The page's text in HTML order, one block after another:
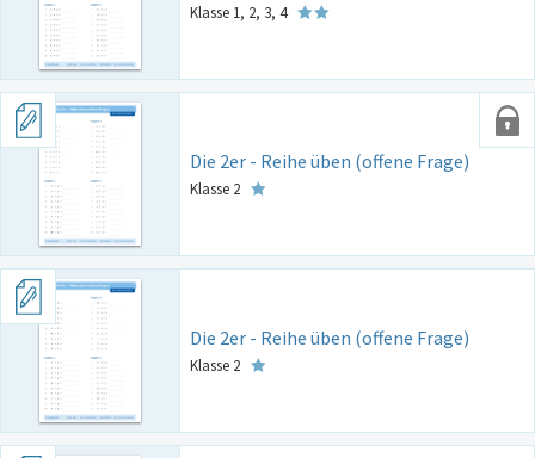
Klasse 1, 2, 3, 4
Die 2er - Reihe üben (offene Frage)
Klasse 2
Die 2er - Reihe üben (offene Frage)
Klasse 2